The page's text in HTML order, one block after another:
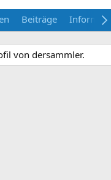
Beiträge
von dersammler.